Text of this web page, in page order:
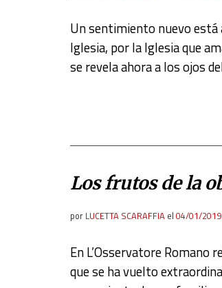
Un sentimiento nuevo está
Iglesia, por la Iglesia que
se revela ahora a los ojos
Los frutos de la
por LUCETTA SCARAFFIA el 04/01/2019
En L’Osservatore Romano
que se ha vuelto